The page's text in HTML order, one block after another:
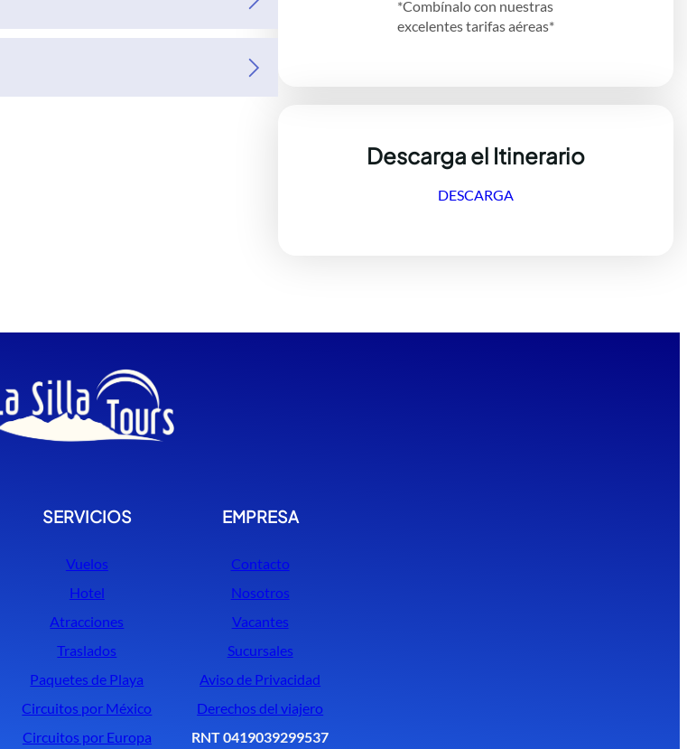
*Combínalo con nuestras
excelentes tarifas aéreas*
Descarga el Itinerario
DESCARGA
SERVICIOS
Vuelos
Hotel
Atracciones
Traslados
Paquetes de Playa
Circuitos por México
Circuitos por Europa
EMPRESA
Contacto
Nosotros
Vacantes
Sucursales
Aviso de Privacidad
Derechos del viajero
RNT 0419039299537